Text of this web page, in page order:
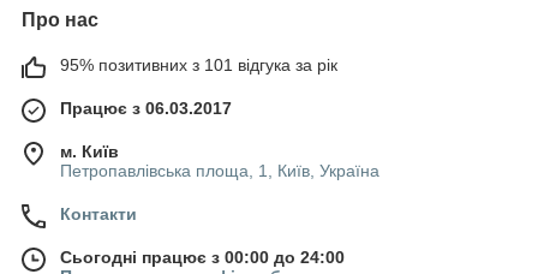
Про нас
95% позитивних з 101 відгука за рік
Працює з 06.03.2017
м. Київ
Петропавлівська площа, 1, Київ, Україна
Контакти
Сьогодні працює з 00:00 до 24:00